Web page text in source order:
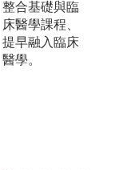
適度之醫病關
係(Physicians a
nd Society)，以
整合基礎與臨
床醫學課程、
提早融入臨床
醫學。